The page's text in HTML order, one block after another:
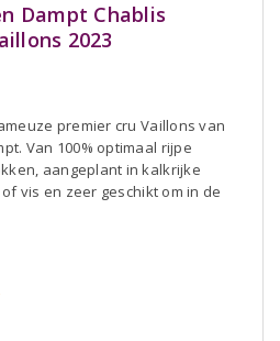
Dampt Chablis
2023
premier cru Vaillons van
Van 100% optimaal rijpe
aangeplant in kalkrijke
vis en zeer geschikt om in de